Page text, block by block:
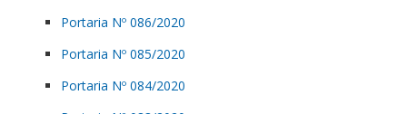
Portaria Nº 086/2020
Portaria Nº 085/2020
Portaria Nº 084/2020